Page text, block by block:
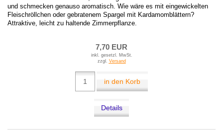
und schmecken genauso aromatisch. Wie wäre es mit eingewickelten
Fleischröllchen oder gebratenem Spargel mit Kardamomblättern?
Attraktive, leicht zu haltende Zimmerpflanze.
7,70 EUR
inkl. gesetzl. MwSt.
zzgl. Versand
in den Korb
Details